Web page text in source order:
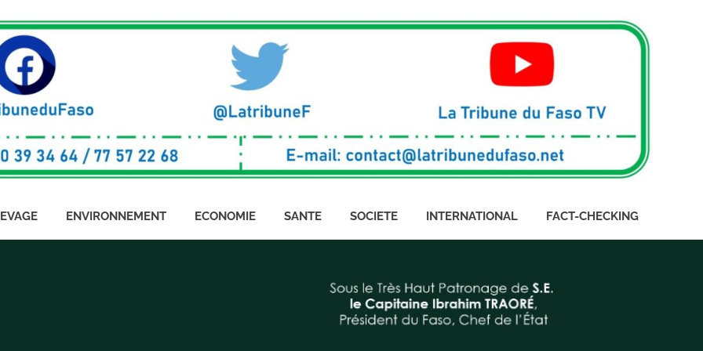
ENVIRONNEMENT ECONOMIE SANTE SOCIETE INTERNATIONAL FACT-CHECKING